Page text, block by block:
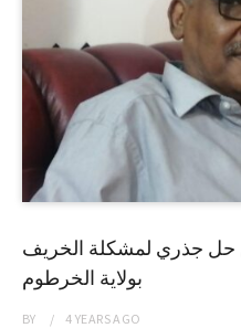
حل جذري لمشكلة الخريف
بولاية الخرطوم
BY 4 YEARSAGO